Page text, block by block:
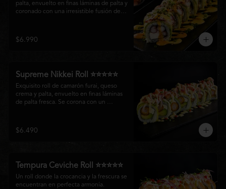
palta, envuelto en finas láminas de palta y
coronado con una irresistible fusión de
láminas de pulpo, ofreciendo una
combinación perfecta entre frescura,
$6.990
Supreme Nikkei Roll ⭐⭐⭐⭐⭐
Exquisito roll de camarón furai, queso
crema y palta, envuelto en finas láminas
de palta fresca. Se corona con un
fusión de texturas, frescura y sabores que
resaltan la esencia del Pacífico.
$6.490
Tempura Ceviche Roll ⭐⭐⭐⭐⭐
Un roll donde la crocancia y la frescura se
encuentran en perfecta armonía.